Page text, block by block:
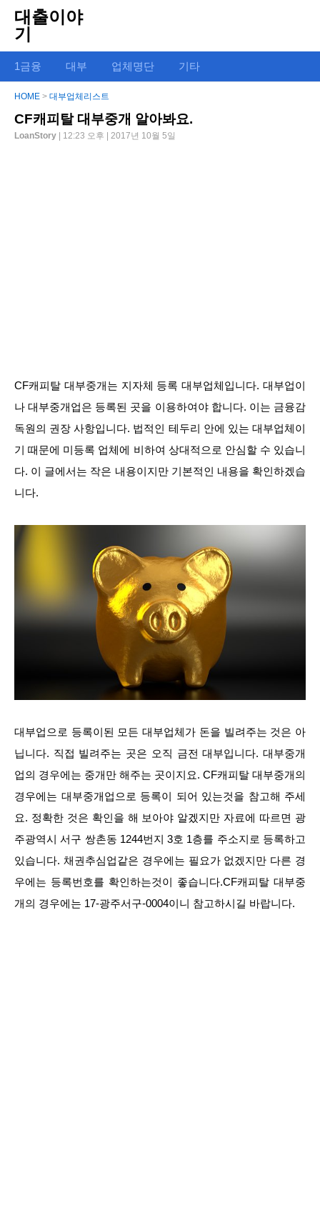
대출이야
기
1금융 대부 업체명단 기타
HOME > 대부업체리스트
CF캐피탈 대부중개 알아봐요.
LoanStory | 12:23 오후 | 2017년 10월 5일
CF캐피탈 대부중개는 지자체 등록 대부업체입니다. 대부업이
나 대부중개업은 등록된 곳을 이용하여야 합니다. 이는 금융감
독원의 권장 사항입니다. 법적인 테두리 안에 있는 대부업체이
기 때문에 미등록 업체에 비하여 상대적으로 안심할 수 있습니
다. 이 글에서는 작은 내용이지만 기본적인 내용을 확인하겠습
니다.
대부업으로 등록이된 모든 대부업체가 돈을 빌려주는 것은 아
닙니다. 직접 빌려주는 곳은 오직 금전 대부입니다. 대부중개
업의 경우에는 중개만 해주는 곳이지요. CF캐피탈 대부중개의
경우에는 대부중개업으로 등록이 되어 있는것을 참고해 주세
요. 정확한 것은 확인을 해 보아야 알겠지만 자료에 따르면 광
주광역시 서구 쌍촌동 1244번지 3호 1층를 주소지로 등록하고
있습니다. 채권추심업같은 경우에는 필요가 없겠지만 다른 경
우에는 등록번호를 확인하는것이 좋습니다.CF캐피탈 대부중
개의 경우에는 17-광주서구-0004이니 참고하시길 바랍니다.